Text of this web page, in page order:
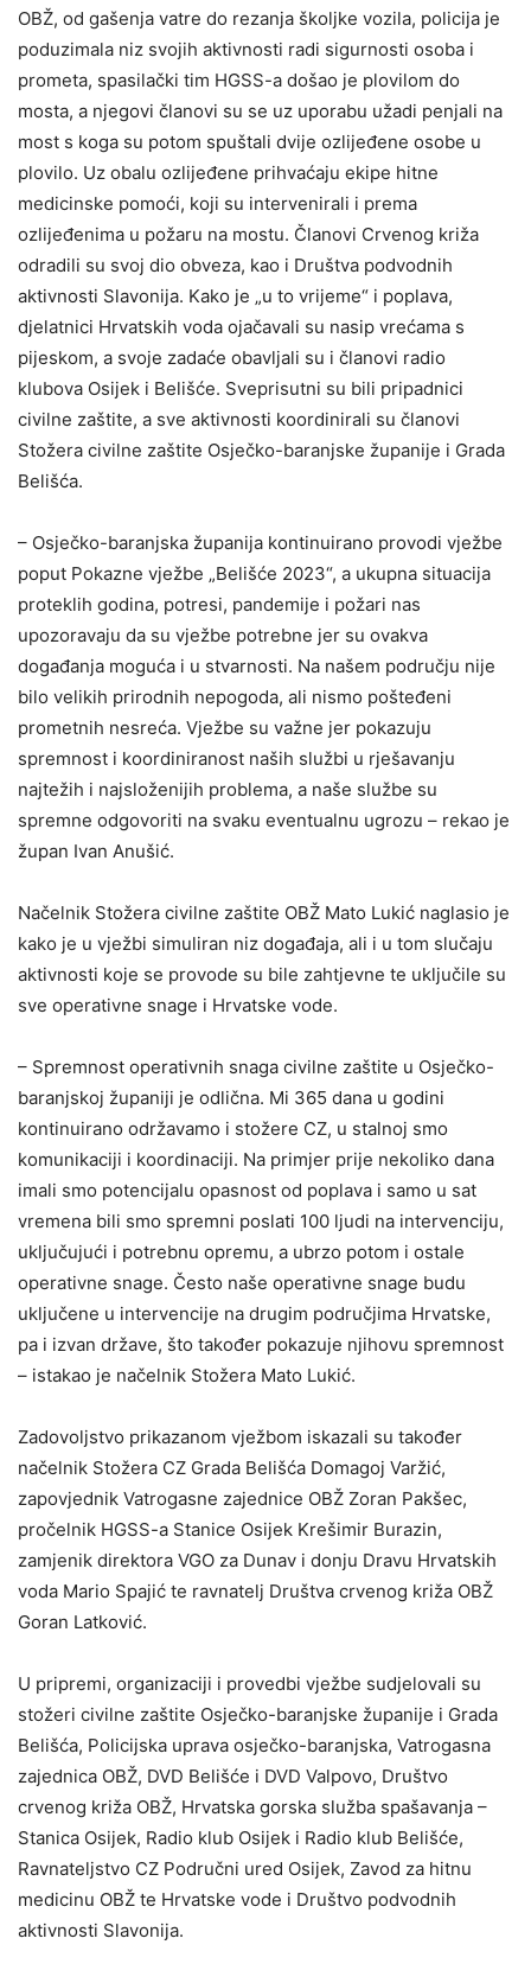
OBŽ, od gašenja vatre do rezanja školjke vozila, policija je
poduzimala niz svojih aktivnosti radi sigurnosti osoba i
prometa, spasilački tim HGSS-a došao je plovilom do
mosta, a njegovi članovi su se uz uporabu užadi penjali na
most s koga su potom spuštali dvije ozlijeđene osobe u
plovilo. Uz obalu ozlijeđene prihvaćaju ekipe hitne
medicinske pomoći, koji su intervenirali i prema
ozlijeđenima u požaru na mostu. Članovi Crvenog križa
odradili su svoj dio obveza, kao i Društva podvodnih
aktivnosti Slavonija. Kako je „u to vrijeme“ i poplava,
djelatnici Hrvatskih voda ojačavali su nasip vrećama s
pijeskom, a svoje zadaće obavljali su i članovi radio
klubova Osijek i Belišće. Sveprisutni su bili pripadnici
civilne zaštite, a sve aktivnosti koordinirali su članovi
Stožera civilne zaštite Osječko-baranjske županije i Grada
Belišća.
– Osječko-baranjska županija kontinuirano provodi vježbe
poput Pokazne vježbe „Belišće 2023“, a ukupna situacija
proteklih godina, potresi, pandemije i požari nas
upozoravaju da su vježbe potrebne jer su ovakva
događanja moguća i u stvarnosti. Na našem području nije
bilo velikih prirodnih nepogoda, ali nismo pošteđeni
prometnih nesreća. Vježbe su važne jer pokazuju
spremnost i koordiniranost naših službi u rješavanju
najtežih i najsloženijih problema, a naše službe su
spremne odgovoriti na svaku eventualnu ugrozu – rekao je
župan Ivan Anušić.
Načelnik Stožera civilne zaštite OBŽ Mato Lukić naglasio je
kako je u vježbi simuliran niz događaja, ali i u tom slučaju
aktivnosti koje se provode su bile zahtjevne te uključile su
sve operativne snage i Hrvatske vode.
– Spremnost operativnih snaga civilne zaštite u Osječko-
baranjskoj županiji je odlična. Mi 365 dana u godini
kontinuirano održavamo i stožere CZ, u stalnoj smo
komunikaciji i koordinaciji. Na primjer prije nekoliko dana
imali smo potencijalu opasnost od poplava i samo u sat
vremena bili smo spremni poslati 100 ljudi na intervenciju,
uključujući i potrebnu opremu, a ubrzo potom i ostale
operativne snage. Često naše operativne snage budu
uključene u intervencije na drugim područjima Hrvatske,
pa i izvan države, što također pokazuje njihovu spremnost
– istakao je načelnik Stožera Mato Lukić.
Zadovoljstvo prikazanom vježbom iskazali su također
načelnik Stožera CZ Grada Belišća Domagoj Varžić,
zapovjednik Vatrogasne zajednice OBŽ Zoran Pakšec,
pročelnik HGSS-a Stanice Osijek Krešimir Burazin,
zamjenik direktora VGO za Dunav i donju Dravu Hrvatskih
voda Mario Spajić te ravnatelj Društva crvenog križa OBŽ
Goran Latković.
U pripremi, organizaciji i provedbi vježbe sudjelovali su
stožeri civilne zaštite Osječko-baranjske županije i Grada
Belišća, Policijska uprava osječko-baranjska, Vatrogasna
zajednica OBŽ, DVD Belišće i DVD Valpovo, Društvo
crvenog križa OBŽ, Hrvatska gorska služba spašavanja –
Stanica Osijek, Radio klub Osijek i Radio klub Belišće,
Ravnateljstvo CZ Područni ured Osijek, Zavod za hitnu
medicinu OBŽ te Hrvatske vode i Društvo podvodnih
aktivnosti Slavonija.